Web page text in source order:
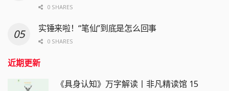
0 SHARES
实锤来啦！“笔仙”到底是怎么回事
0 SHARES
近期更新
《具身认知》万字解读丨非凡精读馆 15